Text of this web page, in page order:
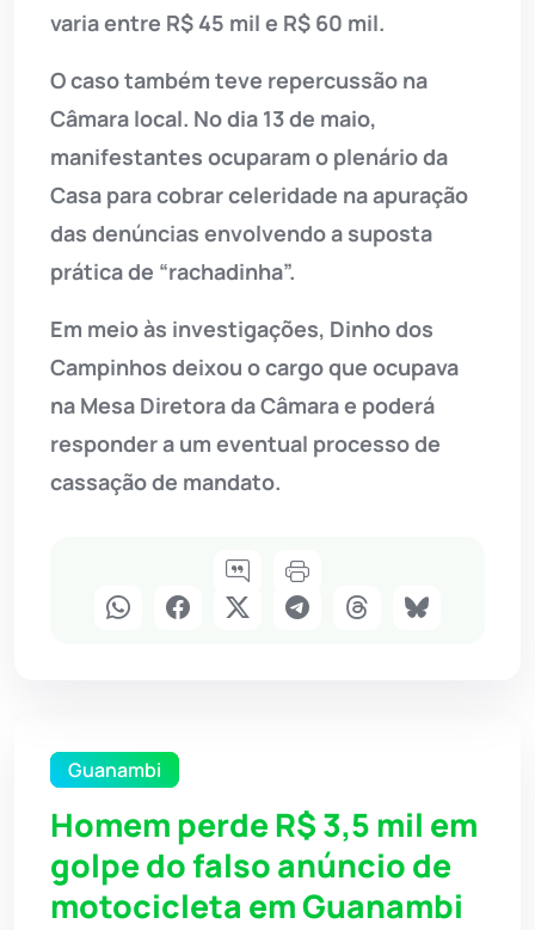
varia entre R$ 45 mil e R$ 60 mil.
O caso também teve repercussão na
Câmara local. No dia 13 de maio,
manifestantes ocuparam o plenário da
Casa para cobrar celeridade na apuração
das denúncias envolvendo a suposta
prática de “rachadinha”.
Em meio às investigações, Dinho dos
Campinhos deixou o cargo que ocupava
na Mesa Diretora da Câmara e poderá
responder a um eventual processo de
cassação de mandato.
Guanambi
Homem perde R$ 3,5 mil em
golpe do falso anúncio de
motocicleta em Guanambi